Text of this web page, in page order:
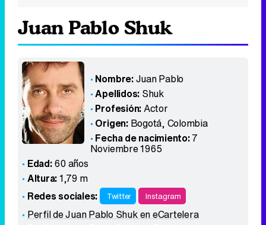
Juan Pablo Shuk
Nombre:Juan Pablo
Apellidos: Shuk
Profesión:Actor
Origen: Bogotá, Colombia
Fecha de nacimiento:7
Noviembre 1965
Edad:60 años
Altura:1,79 m
Redes sociales:
Twitter Instagram
Perfil de Juan Pablo Shuk en eCartelera